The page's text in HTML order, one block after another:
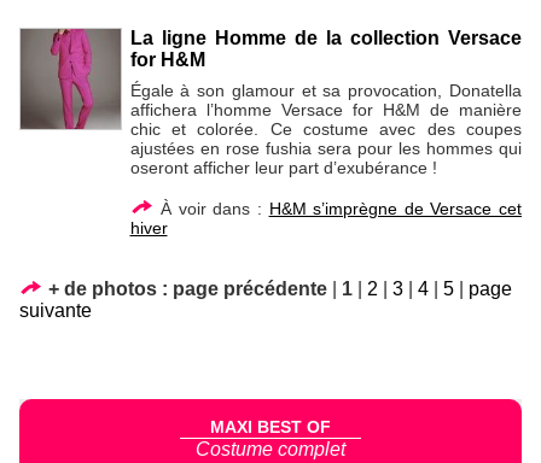
La ligne Homme de la collection Versace
for H&M
Égale à son glamour et sa provocation, Donatella
affichera l’homme Versace for H&M de manière
chic et colorée. Ce costume avec des coupes
ajustées en rose fushia sera pour les hommes qui
oseront afficher leur part d’exubérance !
À voir dans : H&M s’imprègne de Versace cet
hiver
+ de photos : page précédente 1 2 3 4 5
page
suivante
MAXI BEST OF
Costume complet